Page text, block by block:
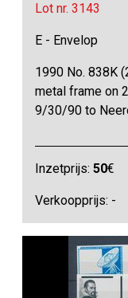
Lot nr. 3143
E - Envelop
1990 No. 838K
metal frame on
9/30/90 to
Inzetprijs:50€
Verkoopprijs: -